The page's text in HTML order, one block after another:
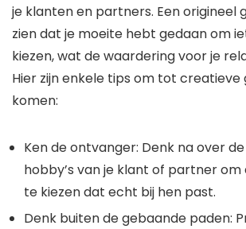
je klanten en partners. Een origineel
zien dat je moeite hebt gedaan om
kiezen, wat de waardering voor je
Hier zijn enkele tips om tot
komen:
Ken de ontvanger: Denk na over
hobby’s van je klant of partner
te kiezen dat echt bij hen past.
Denk buiten de gebaande paden: